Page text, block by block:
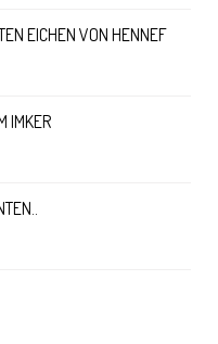
EICHEN VON HENNEF
IMKER